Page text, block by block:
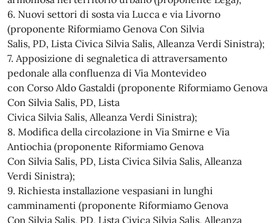
6. Nuovi settori di sosta via Lucca e via Livorno
(proponente Riformiamo Genova Con Silvia
Salis, PD, Lista Civica Silvia Salis, Alleanza Verdi Sinistra);
7. Apposizione di segnaletica di attraversamento
pedonale alla confluenza di Via Montevideo
con Corso Aldo Gastaldi (proponente Riformiamo Genova
Con Silvia Salis, PD, Lista
Civica Silvia Salis, Alleanza Verdi Sinistra);
8. Modifica della circolazione in Via Smirne e Via
Antiochia (proponente Riformiamo Genova
Con Silvia Salis, PD, Lista Civica Silvia Salis, Alleanza
Verdi Sinistra);
9. Richiesta installazione vespasiani in lunghi
camminamenti (proponente Riformiamo Genova
Con Silvia Salis, PD, Lista Civica Silvia Salis, Alleanza